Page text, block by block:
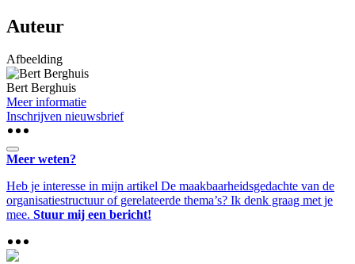
Auteur
Afbeelding
Bert Berghuis
Meer informatie
Inschrijven nieuwsbrief
Meer weten?
Heb je interesse in mijn artikel De maakbaarheidsgedachte van de
organisatiestructuur of gerelateerde thema’s? Ik denk graag met je
mee. Stuur mij een bericht!